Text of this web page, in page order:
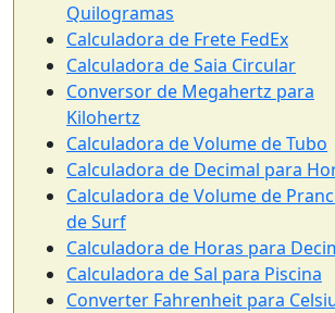
Quilogramas
Calculadora de Frete FedEx
Calculadora de Saia Circular
Conversor de Megahertz para
Kilohertz
Calculadora de Volume de Tubo
Calculadora de Decimal para
Calculadora de Volume de
de Surf
Calculadora de Horas para
Calculadora de Sal para Piscina
Converter Fahrenheit para